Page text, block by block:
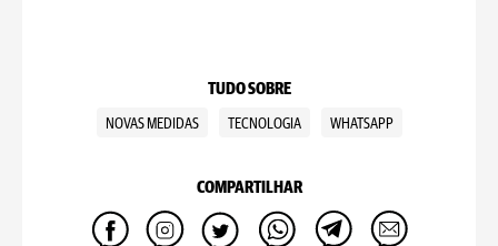
TUDO SOBRE
NOVAS MEDIDAS TECNOLOGIA WHATSAPP
COMPARTILHAR